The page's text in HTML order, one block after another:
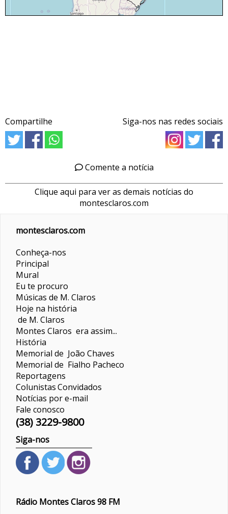
Compartilhe Siga-nos nas redes sociais
Comente a notícia
Clique aqui para ver as demais notícias do
montesclaros.com
montesclaros.com
Conheça-nos
Principal
Mural
Eu te procuro
Músicas de M. Claros
Hoje na história
de M. Claros
Montes Claros era assim...
História
Memorial de João Chaves
Memorial de Fialho Pacheco
Reportagens
ColunistasConvidados
Notícias por e-mail
Fale conosco
(38) 3229-9800
Siga-nos
Rádio Montes Claros 98 FM